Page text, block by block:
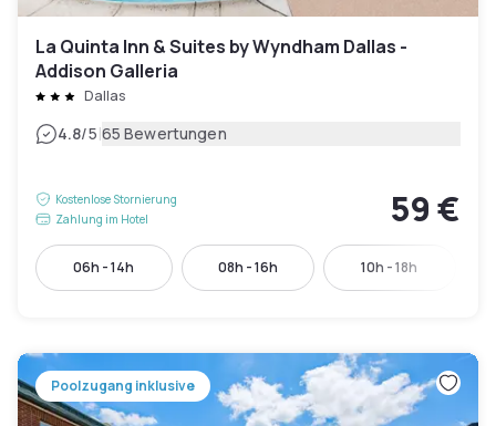
La Quinta Inn & Suites by Wyndham Dallas -
Addison Galleria
Dallas
4.8/5|65 Bewertungen
Kostenlose Stornierung
Zahlung im Hotel
59 €
06h - 14h 08h - 16h 10h - 18h
Poolzugang inklusive